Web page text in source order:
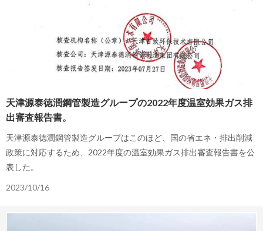
天津源泰徳潤鋼管製造グループの2022年度温室効果ガス排
出審査報告書。
天津源泰徳潤鋼管製造グループはこのほど、国の省エネ・排出削減
政策に対応するため、2022年度の温室効果ガス排出審査報告書を公
表した。
2023/10/16